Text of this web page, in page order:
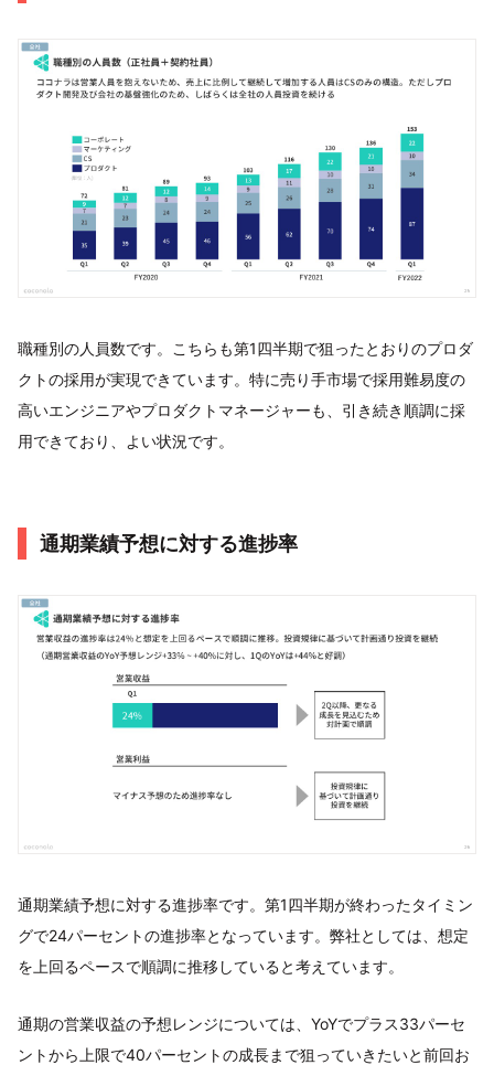
職種別の人員数です。こちらも第1四半期で狙ったとおりのプロダ
クトの採用が実現できています。特に売り手市場で採用難易度の
高いエンジニアやプロダクトマネージャーも、引き続き順調に採
用できており、よい状況です。
通期業績予想に対する進捗率
通期業績予想に対する進捗率です。第1四半期が終わったタイミン
グで24パーセントの進捗率となっています。弊社としては、想定
を上回るペースで順調に推移していると考えています。
通期の営業収益の予想レンジについては、YoYでプラス33パーセ
ントから上限で40パーセントの成長まで狙っていきたいと前回お